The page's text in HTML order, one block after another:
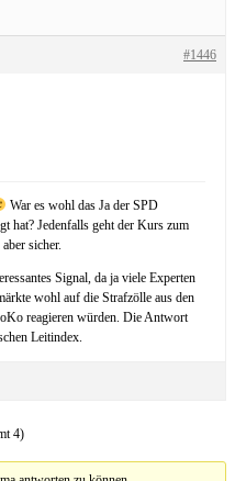
#1446
War es wohl das Ja der SPD
hat? Jedenfalls geht der Kurs zum
sicher.
Signal, da ja viele Experten
wohl auf die Strafzölle aus den
reagieren würden. Die Antwort
Leitindex.
4)